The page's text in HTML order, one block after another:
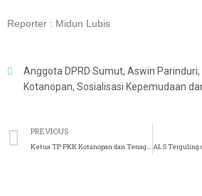
Reporter : Midun Lubis
Anggota DPRD Sumut, Aswin Parinduri,
Kotanopan, Sosialisasi Kepemudaan
PREVIOUS
Ketua TP PKK Kotanopan dan Tenaga Kesehatan Gaungkan Pentingnya Vaksinasi Anak